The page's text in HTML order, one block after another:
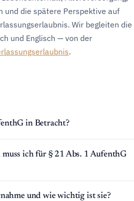
und die spätere Perspektive auf
Wir begleiten die
und Englisch — von der
.
in Betracht?
muss ich für § 21 Abs. 1 AufenthG
und wie wichtig ist sie?